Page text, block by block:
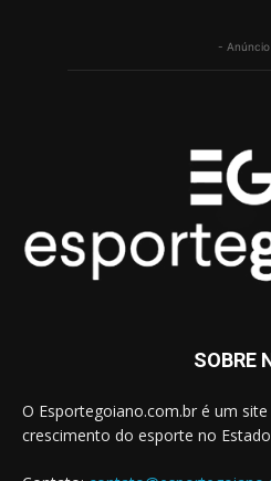
-
SOBRE
O Esportegoiano.com.br é um
crescimento do esporte no